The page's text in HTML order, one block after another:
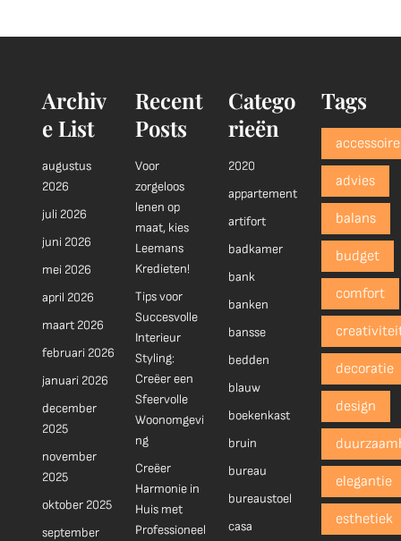
Archiv
e List
augustus
2026
juli 2026
juni 2026
mei 2026
april 2026
maart 2026
februari 2026
januari 2026
december
2025
november
2025
oktober 2025
september
Recent
Posts
Voor
zorgeloos
lenen op
maat, kies
Leemans
Kredieten!
Tips voor
Succesvolle
Interieur
Styling:
Creëer een
Sfeervolle
Woonomgevi
ng
Creëer
Harmonie in
Huis met
Professioneel
Catego
rieën
2020
appartement
artifort
badkamer
bank
banken
bansse
bedden
blauw
boekenkast
bruin
bureau
bureaustoel
casa
Tags
advies
balans
budget
comfort
decoratie
design
elegantie
esthetiek